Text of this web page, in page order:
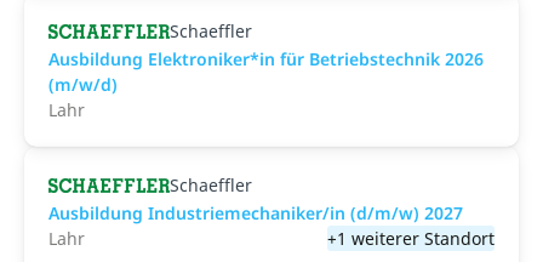
Schaeffler
Ausbildung Elektroniker*in für Betriebstechnik 2026
(m/w/d)
Lahr
Schaeffler
Ausbildung Industriemechaniker/in (d/m/w) 2027
Lahr
+1 weiterer Standort